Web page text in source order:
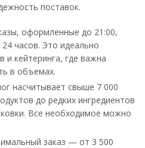
поставок.
оформленные до 21:00,
часов. Это идеально
и кейтеринга, где важна
в объемах.
насчитывает свыше 7 000
до редких ингредиентов
Все необходимое можно
заказ — от 3 500